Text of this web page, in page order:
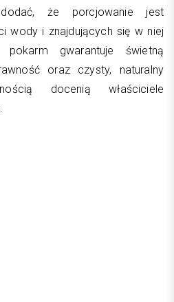
że porcjowanie jest
wody i znajdujących się w niej
gwarantuje świetną
oraz czysty, naturalny
docenią właściciele